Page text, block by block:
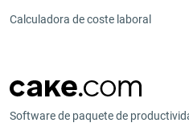
Calculadora de coste laboral
Software de paquete de